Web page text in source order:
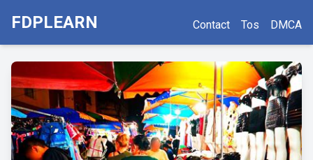
FDPLEARN Contact Tos DMCA